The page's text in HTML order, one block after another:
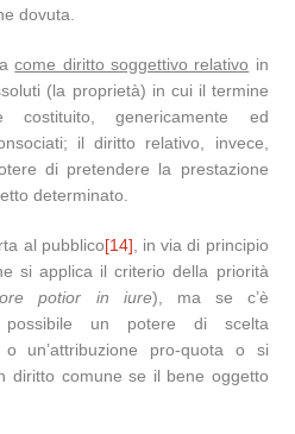
dovuta.
come diritto soggettivo relativo in
(la proprietà) in cui il termine
genericamente ed
il diritto relativo, invece,
di pretendere la prestazione
determinato.
al pubblico[14] , in via di principio
si applica il criterio della priorità
potior in iure), ma se c’è
possibile un potere di scelta
un’attribuzione pro-quota o si
diritto comune se il bene oggetto